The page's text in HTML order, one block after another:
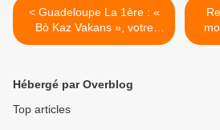
< Guadeloupe La 1ère : «
Bò Kaz Vakans », votre
nouvelle émission de
Hébergé par Overblog
Top articles